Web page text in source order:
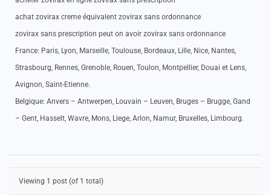
achat zovirax creme équivalent zovirax sans ordonnance
zovirax sans prescription peut on avoir zovirax sans ordonnance
France: Paris, Lyon, Marseille, Toulouse, Bordeaux, Lille, Nice, Nantes,
Strasbourg, Rennes, Grenoble, Rouen, Toulon, Montpellier, Douai et Lens,
Avignon, Saint-Etienne.
Belgique: Anvers – Antwerpen, Louvain – Leuven, Bruges – Brugge, Gand
– Gent, Hasselt, Wavre, Mons, Liege, Arlon, Namur, Bruxelles, Limbourg.
Viewing 1 post (of 1 total)